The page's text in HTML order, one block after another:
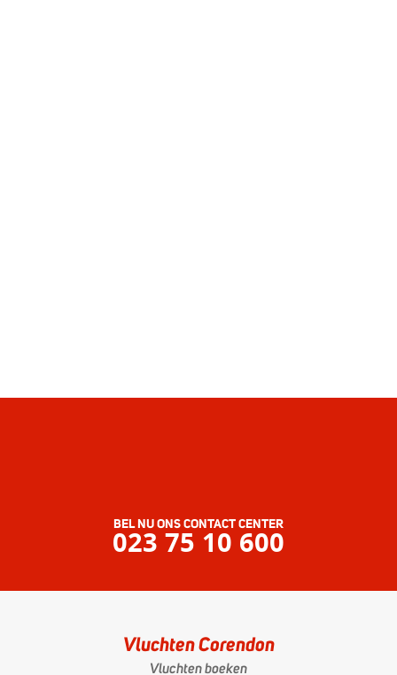
BEL NU ONS CONTACT CENTER
023 75 10 600
Vluchten Corendon
Vluchten boeken